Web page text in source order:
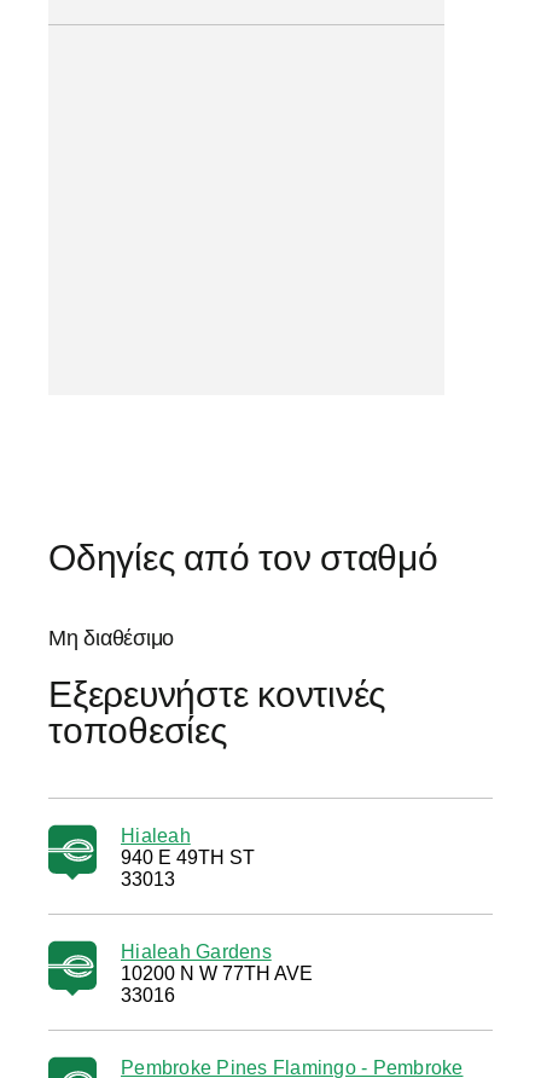
Οδηγίες από τον σταθμό
Μη διαθέσιμο
Εξερευνήστε κοντινές
τοποθεσίες
Hialeah
940 E 49TH ST
33013
Hialeah Gardens
10200 N W 77TH AVE
33016
Pembroke Pines Flamingo - Pembroke